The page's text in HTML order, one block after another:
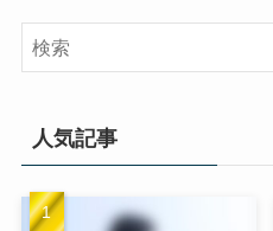
人気記事